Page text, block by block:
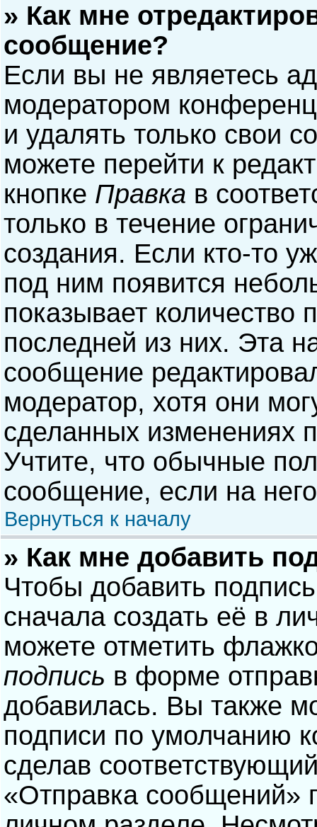
» Как мне
сообщение?
Если вы не являетесь
модератором
и удалять только свои
можете перейти к
кнопке Правка в
только в течение
создания. Если кто-то
под ним появится
показывает количество
последней из них. Эта
сообщение
модератор, хотя они
сделанных изменениях
Учтите, что обычные
сообщение, если на
Вернуться к началу
» Как мне добавить
Чтобы добавить
сначала создать её в
можете отметить
подпись в форме
добавилась. Вы также
подписи по умолчанию
сделав
«Отправка сообщений»